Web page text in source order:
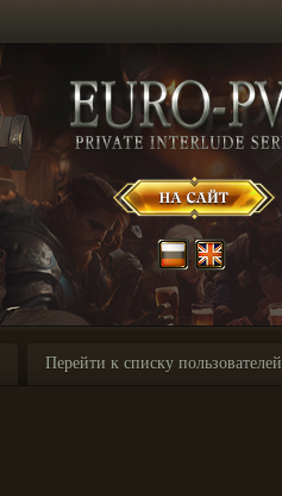
Перейти к списку пользователей